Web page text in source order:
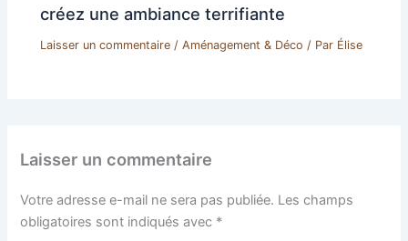
créez une ambiance terrifiante
Laisser un commentaire /Aménagement & Déco / Par Élise
Laisser un commentaire
Votre adresse e-mail ne sera pas publiée. Les champs
obligatoires sont indiqués avec *